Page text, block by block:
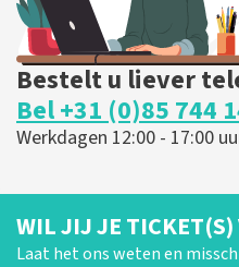
Bestelt u liever
Bel +31 (0)85 744
Werkdagen 12:00 - 17:00
WIL JIJ JE TICKET(S)
Laat het ons weten en